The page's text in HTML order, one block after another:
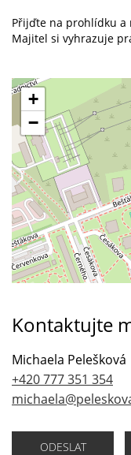
Přijďte na prohlídku a
Majitel si vyhrazuje
+
−
Kontaktujte
Michaela Pelešková
+420 777 351 354
ODESLAT